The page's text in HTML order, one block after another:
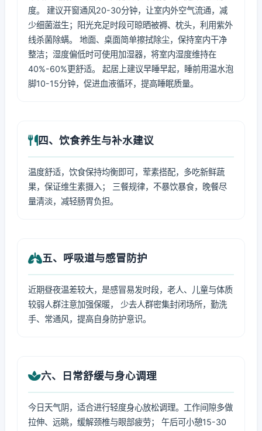
度。 建议开窗通风20-30分钟，让室内外空气流通，减
少细菌滋生；阳光充足时段可晾晒被褥、枕头，利用紫外
线杀菌除螨。 地面、桌面简单擦拭除尘，保持室内干净
整洁；湿度偏低时可使用加湿器，将室内湿度维持在
40%-60%更舒适。 起居上建议早睡早起，睡前用温水泡
脚10-15分钟，促进血液循环，提高睡眠质量。
四、饮食养生与补水建议
温度舒适，饮食保持均衡即可，荤素搭配，多吃新鲜蔬
果，保证维生素摄入； 三餐规律，不暴饮暴食，晚餐尽
量清淡，减轻肠胃负担。
五、呼吸道与感冒防护
近期昼夜温差较大，是感冒易发时段，老人、儿童与体质
较弱人群注意加强保暖， 少去人群密集封闭场所，勤洗
手、常通风，提高自身防护意识。
六、日常舒缓与身心调理
今日天气阴，适合进行轻度身心放松调理。工作间隙多做
拉伸、远眺，缓解颈椎与眼部疲劳； 午后可小憩15-30